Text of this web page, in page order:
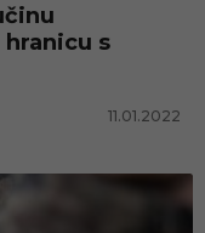
s
11.01.2022